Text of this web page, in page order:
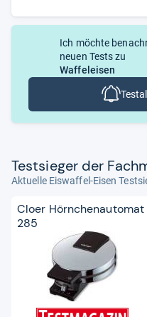
Ich möchte
neuen Tests zu
Waffeleisen
Test­sie­ger der
Aktuelle Eiswaffel-Eisen
Cloer Hörnchenautomat
285